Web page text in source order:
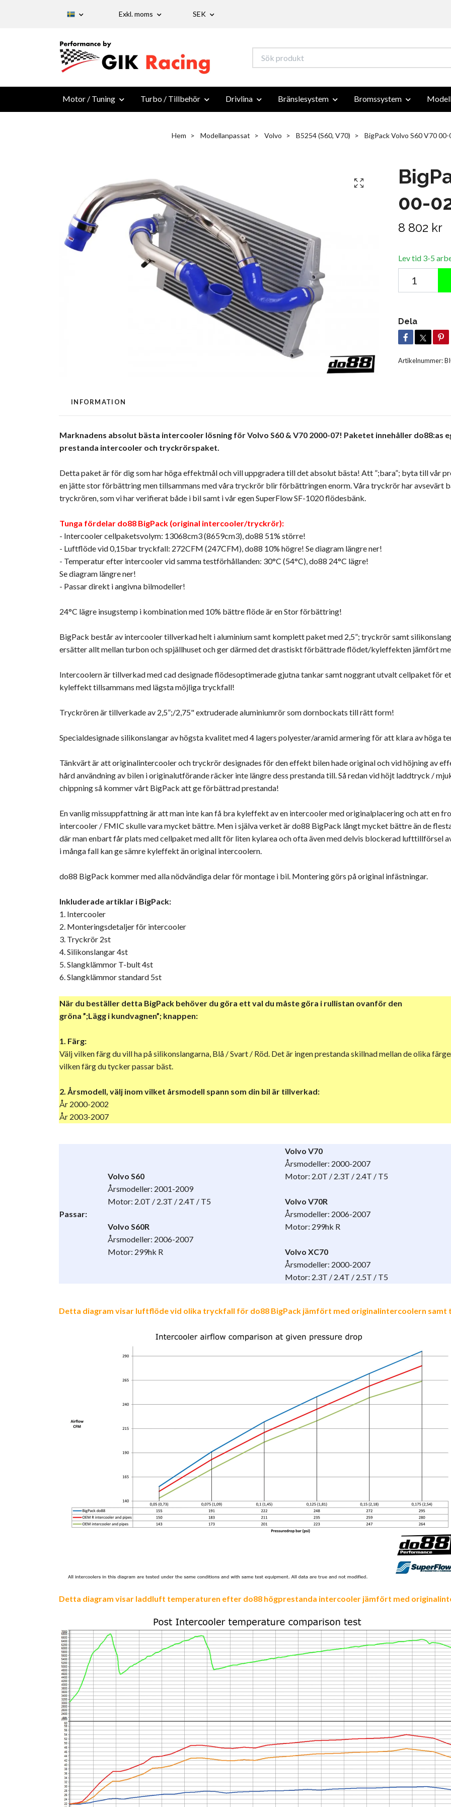
Exkl. moms SEK
Motor / Tuning Turbo / Tillbehör Drivlina Bränslesystem Bromssystem
Hem Modellanpassat Volvo B5254 (S60, V70) BigPack Volvo S60 V70 00-
00-
8 802 kr
Lev tid 3-5
Dela
Artikelnummer:
INFORMATION
Marknadens absolut bästa intercooler lösning för Volvo S60 & V70 2000-07! Paketet innehåller do88:as
prestanda intercooler och tryckrörspaket.
Detta paket är för dig som har höga effektmål och vill uppgradera till det absolut bästa! Att ”;bara”; byta till vår
en jätte stor förbättring men tillsammans med våra tryckrör blir förbättringen enorm. Våra tryckrör har avsevärt
tryckrören, som vi har verifierat både i bil samt i vår egen SuperFlow SF-1020 flödesbänk.
Tunga fördelar do88 BigPack (original intercooler/tryckrör):
- Intercooler cellpaketsvolym: 13068cm3 (8659cm3), do88 51% större!
- Luftflöde vid 0,15bar tryckfall: 272CFM (247CFM), do88 10% högre! Se diagram längre ner!
- Temperatur efter intercooler vid samma testförhållanden: 30°C (54°C), do88 24°C lägre!
Se diagram längre ner!
- Passar direkt i angivna bilmodeller!
24°C lägre insugstemp i kombination med 10% bättre flöde är en Stor förbättring!
BigPack består av intercooler tillverkad helt i aluminium samt komplett paket med 2,5”; tryckrör samt
ersätter allt mellan turbon och spjällhuset och ger därmed det drastiskt förbättrade flödet/kyleffekten jämfört
Intercoolern är tillverkad med cad designade flödesoptimerade gjutna tankar samt noggrant utvalt cellpaket för
kyleffekt tillsammans med lägsta möjliga tryckfall!
Tryckrören är tillverkade av 2,5”;/2,75" extruderade aluminiumrör som dornbockats till rätt form!
Specialdesignade silikonslangar av högsta kvalitet med 4 lagers polyester/aramid armering för att klara av höga
Tänkvärt är att originalintercooler och tryckrör designades för den effekt bilen hade original och vid höjning av
hård användning av bilen i originalutförande räcker inte längre dess prestanda till. Så redan vid höjt laddtryck /
chippning så kommer vårt BigPack att ge förbättrad prestanda!
En vanlig missuppfattning är att man inte kan få bra kyleffekt av en intercooler med originalplacering och att en
intercooler / FMIC skulle vara mycket bättre. Men i själva verket är do88 BigPack långt mycket bättre än de
där man enbart får plats med cellpaket med allt för liten kylarea och ofta även med delvis blockerad lufttillförsel
i många fall kan ge sämre kyleffekt än original intercoolern.
do88 BigPack kommer med alla nödvändiga delar för montage i bil. Montering görs på original infästningar.
Inkluderade artiklar i BigPack:
1. Intercooler
2. Monteringsdetaljer för intercooler
3. Tryckrör 2st
4. Silikonslangar 4st
5. Slangklämmor T-bult 4st
6. Slangklämmor standard 5st
När du beställer detta BigPack behöver du göra ett val du måste göra i rullistan ovanför den
gröna ”;Lägg i kundvagnen”; knappen:
1. Färg:
Välj vilken färg du vill ha på silikonslangarna, Blå / Svart / Röd. Det är ingen prestanda skillnad mellan de olika
vilken färg du tycker passar bäst.
2. Årsmodell, välj inom vilket årsmodell spann som din bil är tillverkad:
År 2000-2002
År 2003-2007
Passar:
Volvo S60
Årsmodeller: 2001-2009
Motor: 2.0T / 2.3T / 2.4T / T5
Volvo S60R
Årsmodeller: 2006-2007
Motor: 299hk R
Volvo V70
Årsmodeller: 2000-2007
Motor: 2.0T / 2.3T / 2.4T / T5
Volvo V70R
Årsmodeller: 2006-2007
Motor: 299hk R
Volvo XC70
Årsmodeller: 2000-2007
Motor: 2.3T / 2.4T / 2.5T / T5
Detta diagram visar luftflöde vid olika tryckfall för do88 BigPack jämfört med originalintercoolern
Detta diagram visar laddluft temperaturen efter do88 högprestanda intercooler jämfört med